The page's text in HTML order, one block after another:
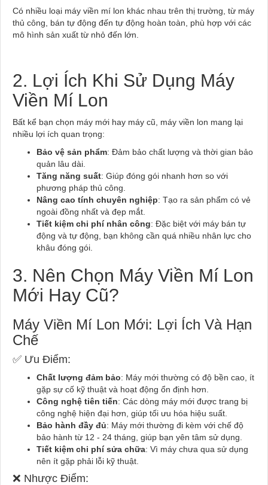
Có nhiều loại máy viền mí lon khác nhau trên thị trường, từ máy
thủ công, bán tự động đến tự động hoàn toàn, phù hợp với các
mô hình sản xuất từ nhỏ đến lớn.
2. Lợi Ích Khi Sử Dụng Máy
Viền Mí Lon
Bất kể bạn chọn máy mới hay máy cũ, máy viền lon mang lại
nhiều lợi ích quan trọng:
Bảo vệ sản phẩm: Đảm bảo chất lượng và thời gian bảo
quản lâu dài.
Tăng năng suất: Giúp đóng gói nhanh hơn so với
phương pháp thủ công.
Nâng cao tính chuyên nghiệp: Tạo ra sản phẩm có vẻ
ngoài đồng nhất và đẹp mắt.
Tiết kiệm chi phí nhân công: Đặc biệt với máy bán tự
động và tự động, bạn không cần quá nhiều nhân lực cho
khâu đóng gói.
3. Nên Chọn Máy Viền Mí Lon
Mới Hay Cũ?
Máy Viền Mí Lon Mới: Lợi Ích Và Hạn
Chế
✅ Ưu Điểm:
Chất lượng đảm bảo: Máy mới thường có độ bền cao, ít
gặp sự cố kỹ thuật và hoạt động ổn định hơn.
Công nghệ tiên tiến: Các dòng máy mới được trang bị
công nghệ hiện đại hơn, giúp tối ưu hóa hiệu suất.
Bảo hành đầy đủ: Máy mới thường đi kèm với chế độ
bảo hành từ 12 - 24 tháng, giúp bạn yên tâm sử dụng.
Tiết kiệm chi phí sửa chữa: Vì máy chưa qua sử dụng
nên ít gặp phải lỗi kỹ thuật.
❌ Nhược Điểm: